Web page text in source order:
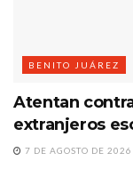
BENITO JUÁREZ
Atentan
extranjeros
7 DE AGOSTO DE 2026